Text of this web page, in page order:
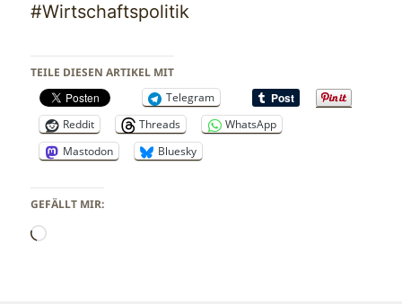
#Wirtschaftspolitik
TEILE DIESEN ARTIKEL MIT
Telegram
Reddit
Threads
WhatsApp
Mastodon
Bluesky
GEFÄLLT MIR:
Wird